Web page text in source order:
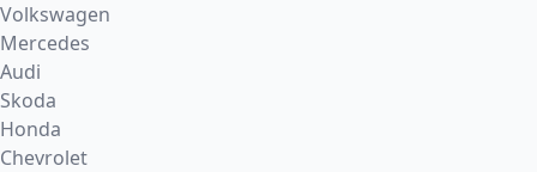
Volkswagen
Mercedes
Audi
Skoda
Honda
Chevrolet